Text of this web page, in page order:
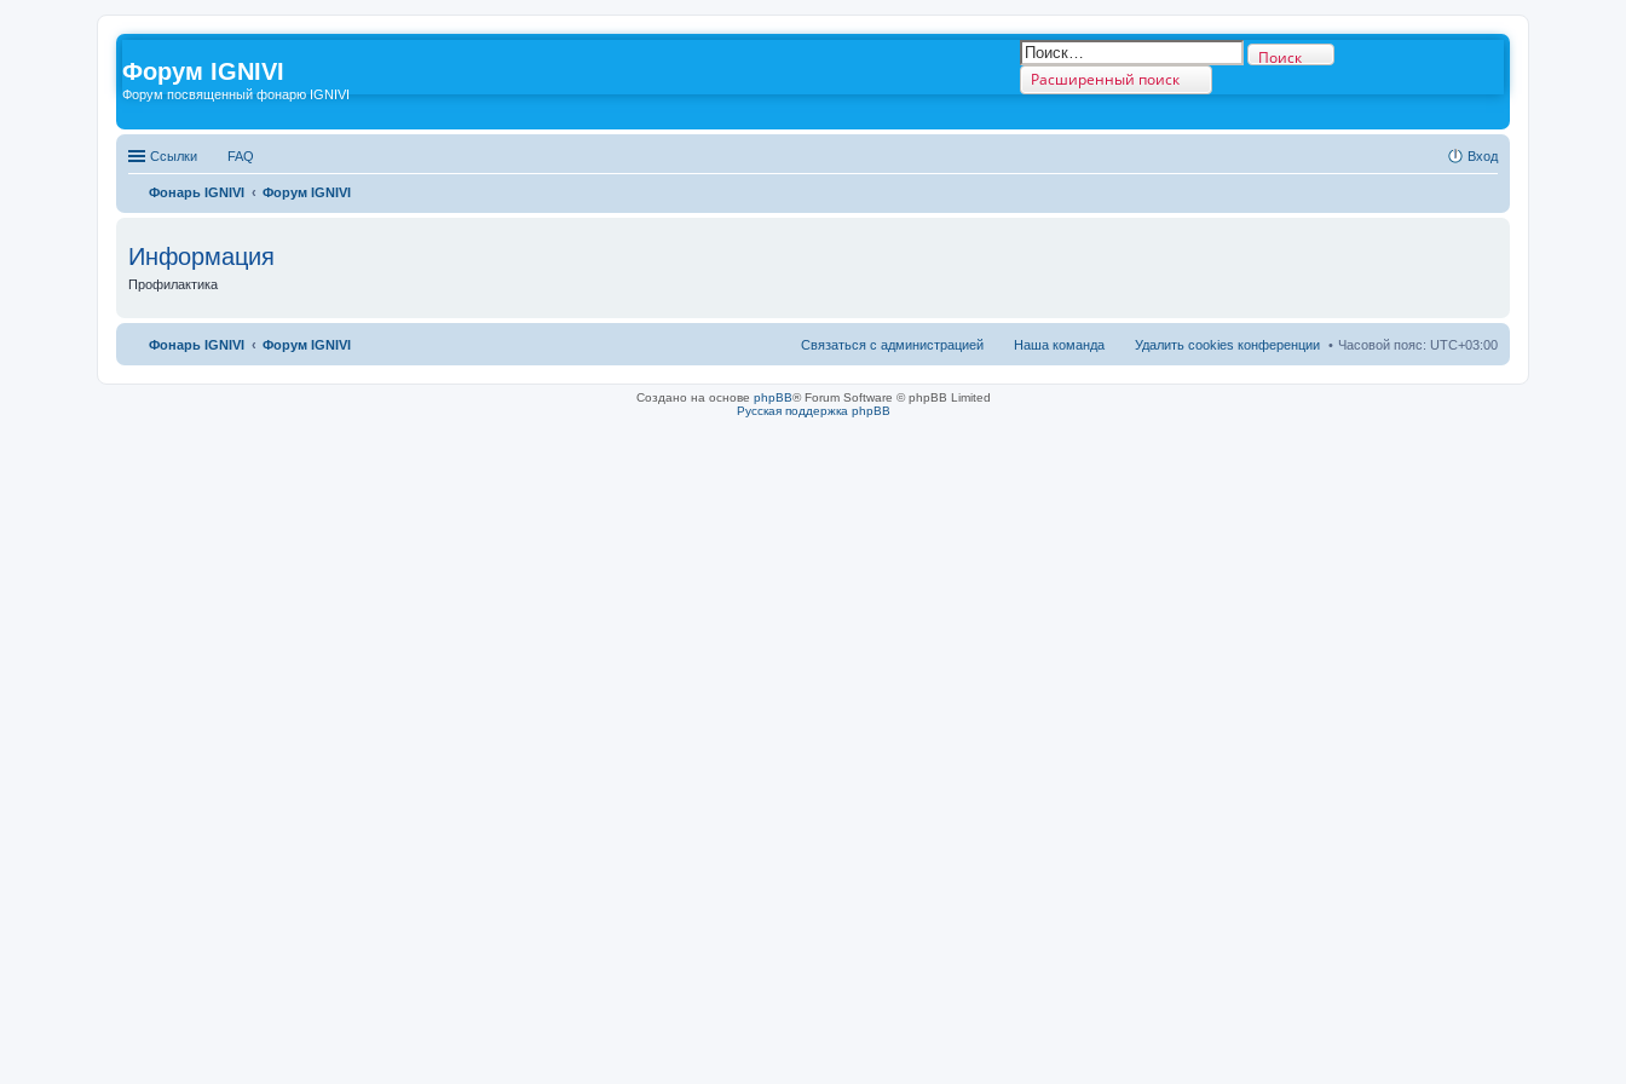
Форум IGNIVI
Форум посвященный фонарю IGNIVI
Поиск
Расширенный поиск
Ссылки FAQ Вход
Фонарь IGNIVI Форум IGNIVI
Информация
Профилактика
Фонарь IGNIVI Форум IGNIVI Часовой пояс: UTC+03:00
Удалить cookies конференции
Наша команда
Связаться с администрацией
Создано на основе phpBB® Forum Software © phpBB Limited
Русская поддержка phpBB